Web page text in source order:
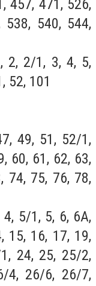
457, 471, 526,
538, 540, 544,
2, 2/1, 3, 4, 5,
52, 101
49, 51, 52/1,
60, 61, 62, 63,
74, 75, 76, 78,
5/1, 5, 6, 6А,
15, 16, 17, 19,
24, 25, 25/2,
4, 26/6, 26/7,